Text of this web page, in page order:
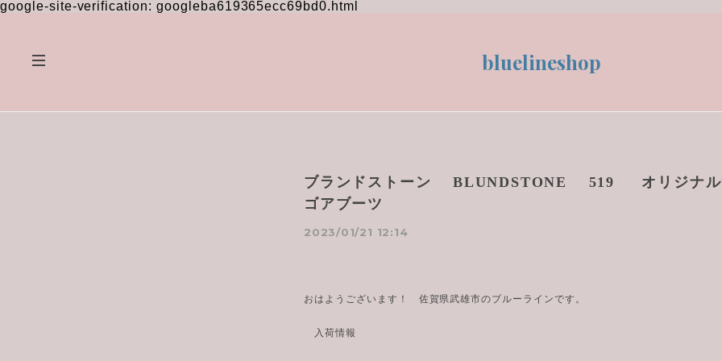
google-site-verification: googleba619365ecc69bd0.html
bluelineshop
ブランドストーン BLUNDSTONE 519 オリジナル
ゴアブーツ
2023/01/21 12:14
おはようございます！ 佐賀県武雄市のブルーラインです。
入荷情報